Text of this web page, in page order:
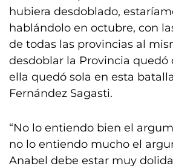
hubiera desdoblado,
hablándolo en octubre, con
de todas las provincias al
desdoblar la Provincia quedó
ella quedó sola en esta
Fernández Sagasti.
“No lo entiendo bien el
no lo entiendo mucho el
Anabel debe estar muy